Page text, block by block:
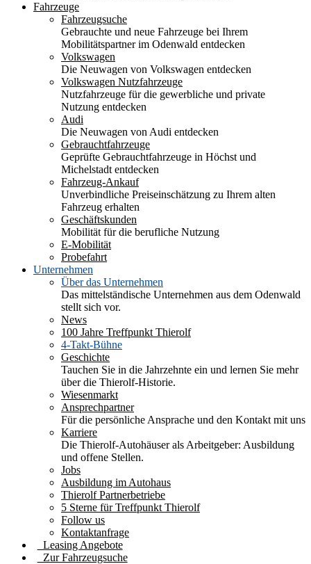
Fahrzeuge
Fahrzeugsuche
Gebrauchte und neue Fahrzeuge bei Ihrem
Mobilitätspartner im Odenwald entdecken
Volkswagen
Die Neuwagen von Volkswagen entdecken
Volkswagen Nutzfahrzeuge
Nutzfahrzeuge für die gewerbliche und private
Nutzung entdecken
Audi
Die Neuwagen von Audi entdecken
Gebrauchtfahrzeuge
Geprüfte Gebrauchtfahrzeuge in Höchst und
Michelstadt entdecken
Fahrzeug-Ankauf
Unverbindliche Preiseinschätzung zu Ihrem alten
Fahrzeug erhalten
Geschäftskunden
Mobilität für die berufliche Nutzung
E-Mobilität
Probefahrt
Unternehmen
Über das Unternehmen
Das mittelständische Unternehmen aus dem Odenwald
stellt sich vor.
News
100 Jahre Treffpunkt Thierolf
4-Takt-Bühne
Geschichte
Tauchen Sie in die Jahrzehnte ein und lernen Sie mehr
über die Thierolf-Historie.
Wiesenmarkt
Ansprechpartner
Für die persönliche Ansprache und den Kontakt mit uns
Karriere
Die Thierolf-Autohäuser als Arbeitgeber: Ausbildung
und offene Stellen.
Jobs
Ausbildung im Autohaus
Thierolf Partnerbetriebe
5 Sterne für Treffpunkt Thierolf
Follow us
Kontaktanfrage
Leasing Angebote
Zur Fahrzeugsuche